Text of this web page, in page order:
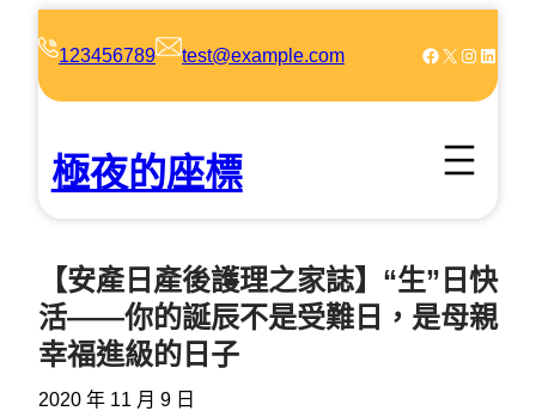
123456789 test@example.com Facebook X Instagram LinkedIn
極夜的座標
【安產日產後護理之家誌】“生”日快
活——你的誕辰不是受難日，是母親
幸福進級的日子
2020 年 11 月 9 日